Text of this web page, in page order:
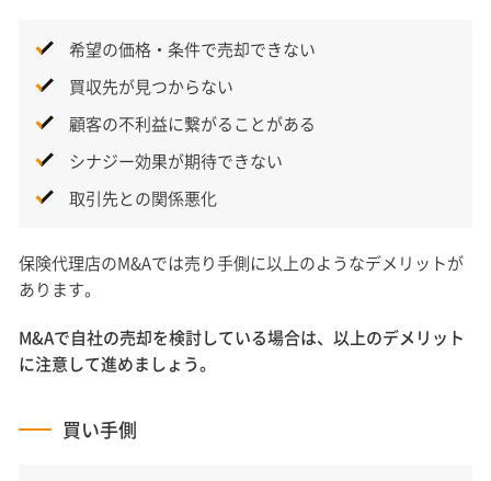
希望の価格・条件で売却できない
買収先が見つからない
顧客の不利益に繋がることがある
シナジー効果が期待できない
取引先との関係悪化
保険代理店のM&Aでは売り手側に以上のようなデメリットが
あります。
M&Aで自社の売却を検討している場合は、以上のデメリット
に注意して進めましょう。
買い手側